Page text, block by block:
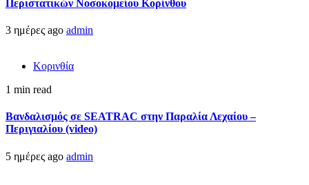
Περιστατικών Νοσοκομείου Κορίνθου
3 ημέρες ago admin
Κορινθία
1 min read
Βανδαλισμός σε SEATRAC στην Παραλία Λεχαίου –
Περιγιαλίου (video)
5 ημέρες ago admin